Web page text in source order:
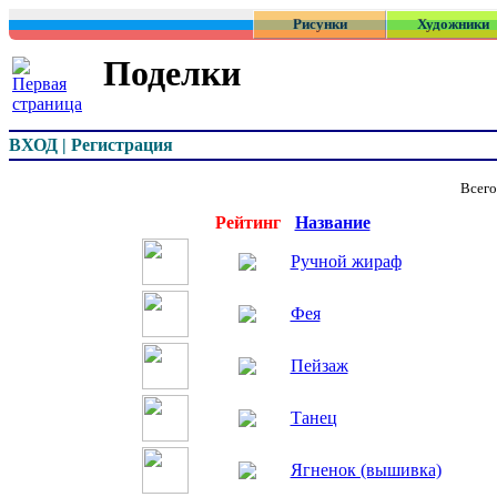
Рисунки Художники
Поделки
ВХОД | Регистрация
Рейтинг Название
Ручной жираф
Фея
Пейзаж
Танец
Ягненок (вышивка)